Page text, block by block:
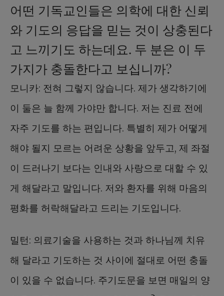
어떤 기독교인들은 의학에 대한 신뢰
와 기도의 응답을 믿는 것이 상충된다
고 느끼기도 하는데요. 두 분은 이 두
가지가 충돌한다고 보십니까?
모니카: 전혀 그렇지 않습니다. 제가 생각하기에
이 둘은 늘 함께 가야만 합니다. 저는 진료 전에
자주 기도를 하는 편입니다. 특별히 제가 어떻게
해야 될지 모르는 어려운 상황을 앞두고, 제 좌절
이 드러나기 보다는 인내와 사랑으로 대할 수 있
게 해달라고 말입니다. 저와 환자를 위해 마음의
평화를 허락해달라고 드리는 기도입니다.
밀턴: 의료기술을 사용하는 것과 하나님께 치유
해 달라고 기도하는 것 사이에 절대로 어떤 충돌
이 있을 수 없습니다. 주기도문을 보면 매일의 양